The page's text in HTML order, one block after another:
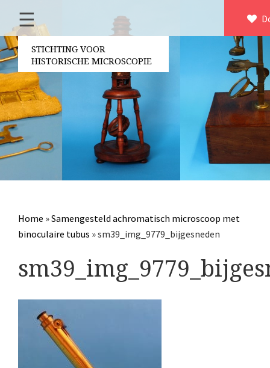
Over ons
Contact
Bestuur
Vrijwilligers
Partners
Jaarverslagen
Microscopen
Overige optische instrumenten
Elektrische meetapparatuur
Boeken
Divers
☰
STICHTING VOOR
HISTORISCHE MICROSCOPIE
Home »Samengesteld achromatisch microscoop met
binoculaire tubus »sm39_img_9779_bijgesneden